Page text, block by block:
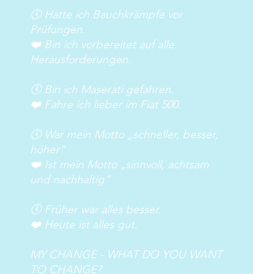
🕔 Hatte ich Bauchkrämpfe vor
Prüfungen.
❤️ Bin ich vorbereitet auf alle
Herausforderungen.
🕔 Bin ich Maserati gefahren.
❤️ Fahre ich lieber im Fiat 500.
🕔 War mein Motto „schneller, besser,
höher“
❤️ Ist mein Motto „sinnvoll, achtsam
und nachhaltig“
🕔 Früher war alles besser.
❤️ Heute ist alles gut.
MY CHANGE - WHAT DO YOU WANT
TO CHANGE?